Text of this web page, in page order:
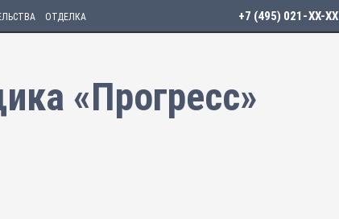
ОТДЕЛКА +7 (495) 021-41-76
«Прогресс»